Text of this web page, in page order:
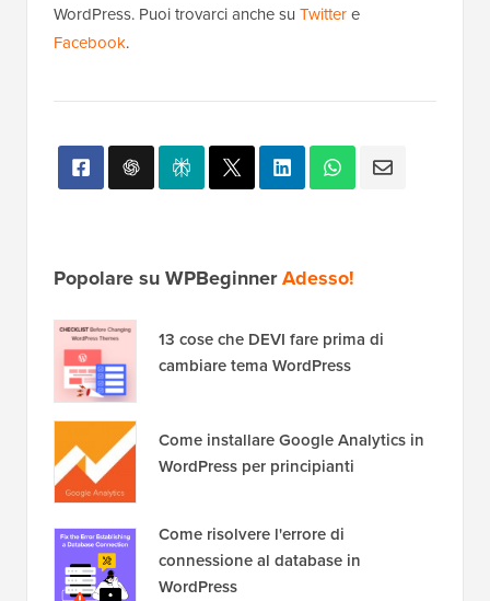
WordPress. Puoi trovarci anche su Twittere
Facebook.
Popolare su WPBeginnerAdesso!
13 cose che DEVI fare prima di
cambiare tema WordPress
Come installare Google Analytics in
WordPress per principianti
Come risolvere l'errore di
connessione al database in
WordPress